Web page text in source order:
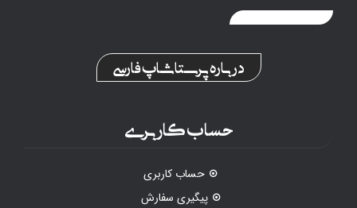
درباره پرستاشاپ فارسی
حساب کاربری
حساب کاربری
پیگیری سفارش